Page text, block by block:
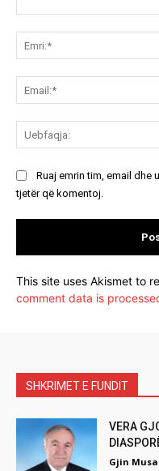
Ruaj emrin tim, email dhe
tjetër që komentoj.
This site uses Akismet to
comment data is
SHKRIMET E FUNDIT
VERA
Gjin Musa